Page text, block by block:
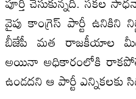
వైపు కాంగ్రెస్‌ పార్టీ ఉనికిని
బీజేపీ మత రాజకీయాల
అయినా అధికారంలోకి
ఉండదని ఆ పార్టీ ఎన్నికలకు